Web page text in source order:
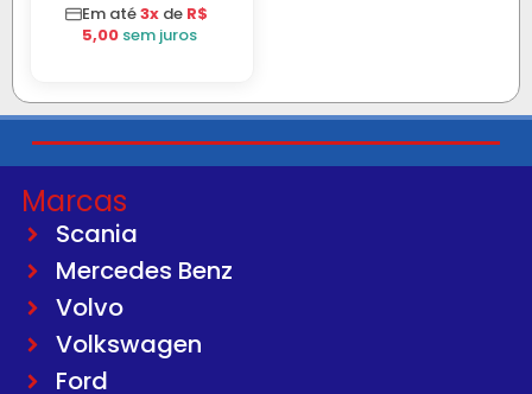
Em até3x de R$
5,00 sem juros
Marcas
Scania
Mercedes Benz
Volvo
Volkswagen
Ford